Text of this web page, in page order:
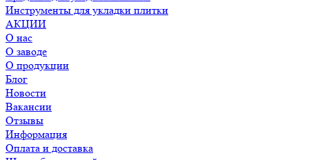
Инструменты для укладки плитки
АКЦИИ
О нас
О заводе
О продукции
Блог
Новости
Вакансии
Отзывы
Информация
Оплата и доставка